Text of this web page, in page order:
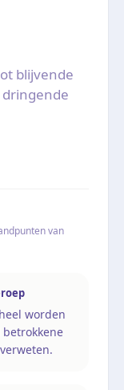
blijvende
van
worden